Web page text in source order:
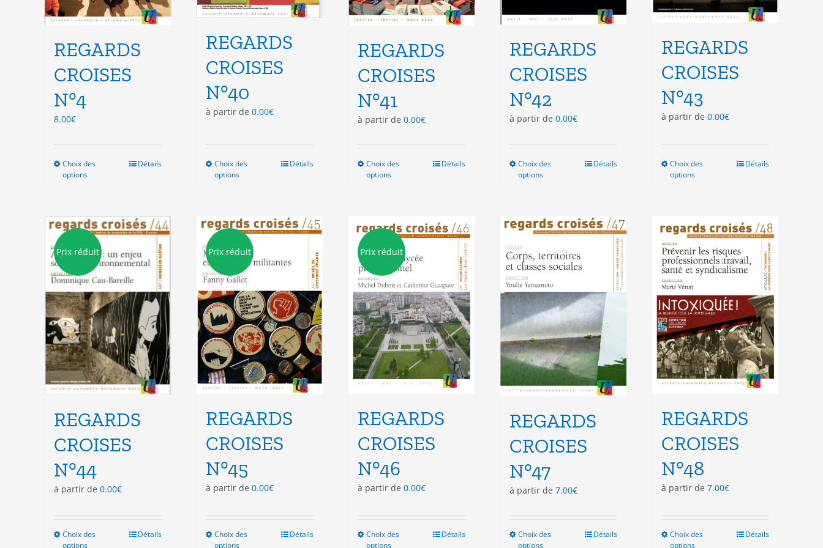
REGARDS
CROISES
N°4
8.00€
Choix des
options
variations.
Les
peuvent
choisies
sur
la
page
du
produit
Détails
REGARDS
CROISES
N°40
à partir de 0.00€
Choix des
options
variations.
Les
peuvent
sur
la
page
du
produit
Détails
REGARDS
CROISES
N°41
à partir de 0.00€
Choix des
options
Les
peuvent
être
choisies
sur
la
page
du
produit
Détails
REGARDS
CROISES
N°42
à partir de 0.00€
Choix des
options
variations.
Les
peuvent
être
sur
la
page
du
produit
Détails
REGARDS
CROISES
N°43
à partir de 0.00€
Choix des
options
Les
peuvent
être
sur
la
page
du
produit
Détails
Prix réduit
REGARDS
CROISES
N°44
à partir de 0.00€
Choix des
options
Détails
Prix réduit
REGARDS
CROISES
N°45
à partir de 0.00€
Choix des
options
Détails
Prix réduit
REGARDS
CROISES
N°46
à partir de 0.00€
Choix des
options
Détails
REGARDS
CROISES
N°47
à partir de 7.00€
Choix des
options
Détails
REGARDS
CROISES
N°48
à partir de 7.00€
Choix des
options
Détails